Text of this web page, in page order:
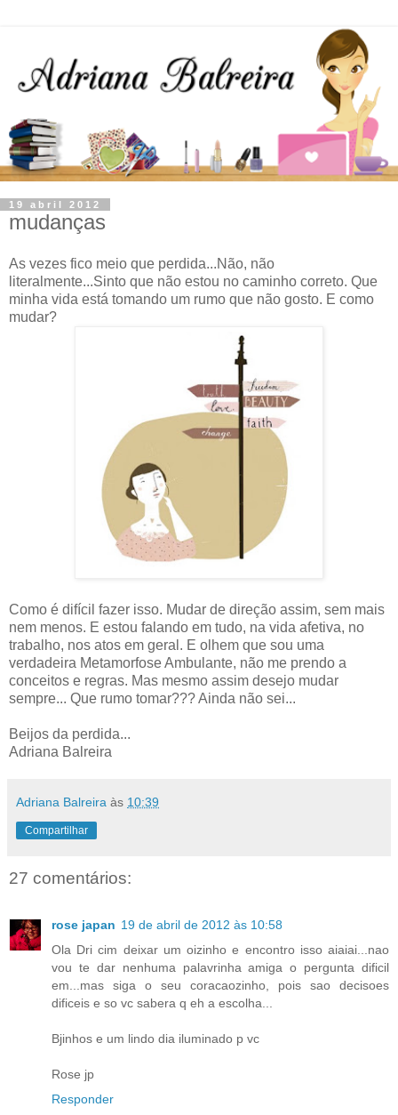
19 abril 2012
mudanças
As vezes fico meio que perdida...Não, não
literalmente...Sinto que não estou no caminho correto. Que
minha vida está tomando um rumo que não gosto. E como
mudar?
Como é difícil fazer isso. Mudar de direção assim, sem mais
nem menos. E estou falando em tudo, na vida afetiva, no
trabalho, nos atos em geral. E olhem que sou uma
verdadeira Metamorfose Ambulante, não me prendo a
conceitos e regras. Mas mesmo assim desejo mudar
sempre... Que rumo tomar??? Ainda não sei...
Beijos da perdida...
Adriana Balreira
Adriana Balreira às 10:39
Compartilhar
27 comentários:
rose japan 19 de abril de 2012 às 10:58
Ola Dri cim deixar um oizinho e encontro isso aiaiai...nao
vou te dar nenhuma palavrinha amiga o pergunta dificil
em...mas siga o seu coracaozinho, pois sao decisoes
dificeis e so vc sabera q eh a escolha...
Bjinhos e um lindo dia iluminado p vc
Rose jp
Responder